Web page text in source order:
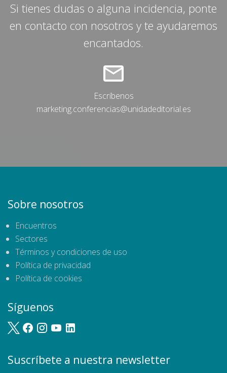
Si tienes dudas o alguna incidencia, ponte
en contacto con nosotros y te ayudaremos
encantados.
Escríbenos
marketing.conferencias@unidadeditorial.es
Sobre nosotros
Encuentros
Sectores
Términos y condiciones de uso
Política de privacidad
Política de cookies
Síguenos
Suscríbete a nuestra newsletter